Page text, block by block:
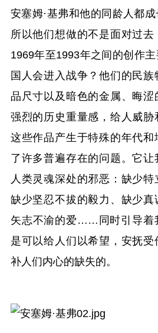
安塞姆·基弗和他的同龄人都
所以他们想做的不是面对过
1969年至1993年之间的创作
国人会进入战争？他们的民
品尺寸以及暗色的金属、晦
强烈的历史重量感，给人威
这些作品产生于特殊的年代和
了许多普遍存在的问题。它
人类灵魂深处的邪恶：缺少特
缺少坚忍不拔的毅力、缺少
矢志不渝的爱……同时引导着
是可以给人们以希望，安抚
补人们内心的缺失的。